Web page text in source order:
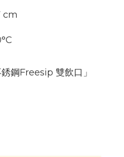
cm
鋼Freesip 雙飲口」